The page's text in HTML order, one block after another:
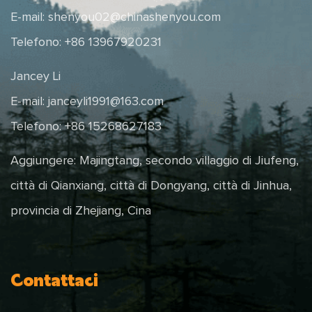
E-mail: shenyou02@chinashenyou.com
Telefono: +86 13967920231
Jancey Li
E-mail: janceyli1991@163.com
Telefono: +86 15268627183
Aggiungere: Majingtang, secondo villaggio di Jiufeng,
città di Qianxiang, città di Dongyang, città di Jinhua,
provincia di Zhejiang, Cina
Contattaci